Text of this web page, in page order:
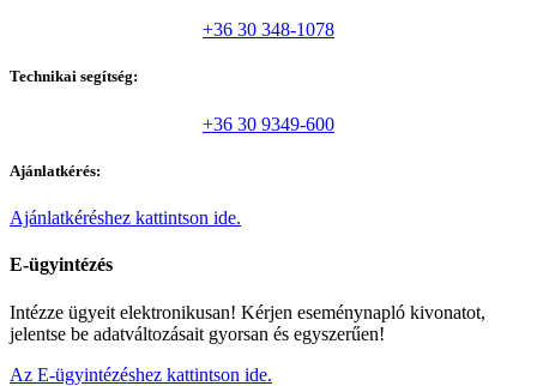
+36 30 348-1078
Technikai segítség:
+36 30 9349-600
Ajánlatkérés:
Ajánlatkéréshez kattintson ide.
E-ügyintézés
Intézze ügyeit elektronikusan! Kérjen eseménynapló kivonatot,
jelentse be adatváltozásait gyorsan és egyszerűen!
Az E-ügyintézéshez kattintson ide.